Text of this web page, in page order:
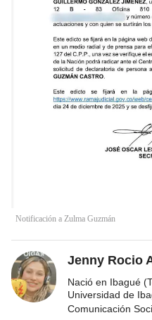
Notificación a Zulma Guzmán
Jenny Rocio
Nació en Ibagué
Universidad de
Comunicación